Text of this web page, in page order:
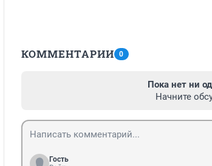
КОММЕНТАРИИ 0
Пока нет ни
Начните
Гость